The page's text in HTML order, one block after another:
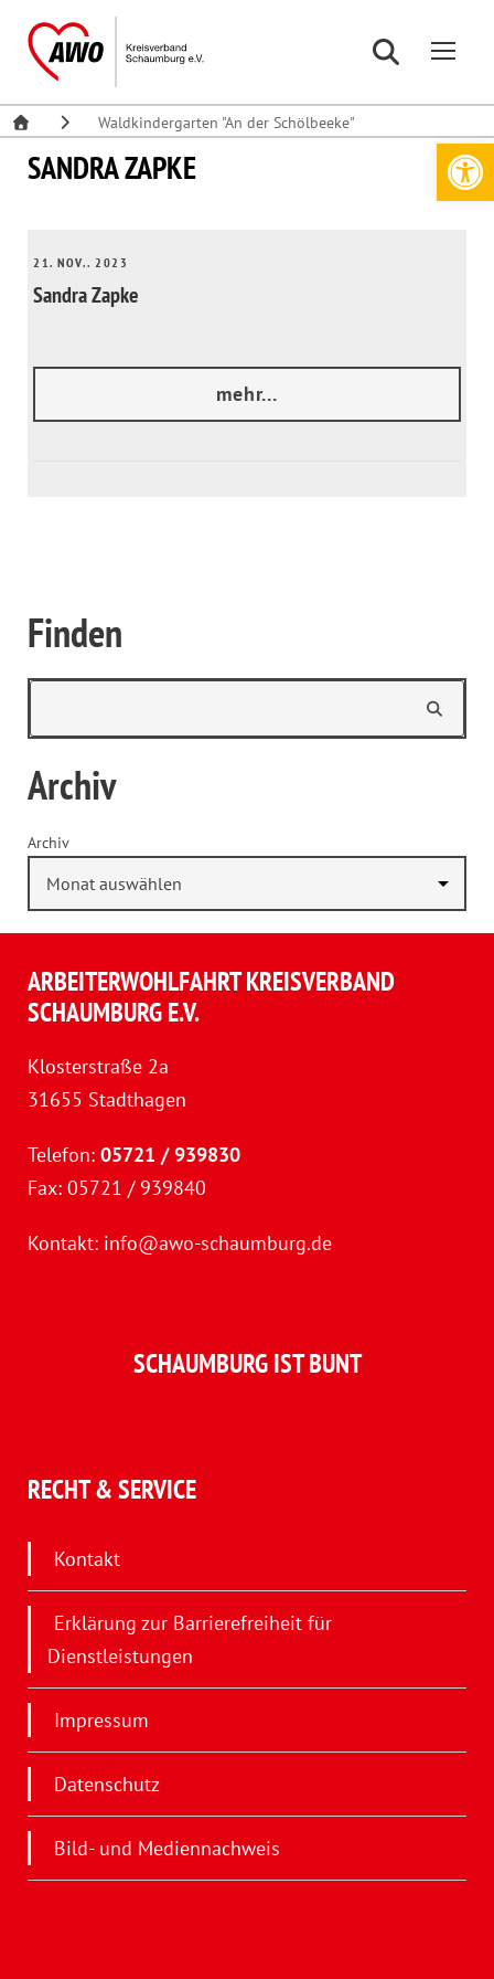
Waldkindergarten "An der Schölbeeke"
SANDRA ZAPKE
21. NOV.. 2023
Sandra Zapke
mehr...
Finden
Archiv
Archiv
ARBEITERWOHLFAHRT KREISVERBAND
SCHAUMBURG E.V.
Klosterstraße 2a
31655 Stadthagen
Telefon: 05721 / 939830
Fax: 05721 / 939840
Kontakt: info@awo-schaumburg.de
SCHAUMBURG IST BUNT
RECHT & SERVICE
Kontakt
Erklärung zur Barrierefreiheit für
Dienstleistungen
Impressum
Datenschutz
Bild- und Mediennachweis
Werkzeugleiste öffnen